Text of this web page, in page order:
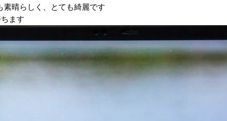
晴らしく、とても綺麗です
ます